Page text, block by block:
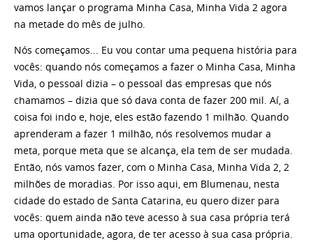
vamos lançar o programa Minha Casa, Minha Vida 2 agora
na metade do mês de julho.
Nós começamos... Eu vou contar uma pequena história para
vocês: quando nós começamos a fazer o Minha Casa, Minha
Vida, o pessoal dizia – o pessoal das empresas que nós
chamamos – dizia que só dava conta de fazer 200 mil. Aí, a
coisa foi indo e, hoje, eles estão fazendo 1 milhão. Quando
aprenderam a fazer 1 milhão, nós resolvemos mudar a
meta, porque meta que se alcança, ela tem de ser mudada.
Então, nós vamos fazer, com o Minha Casa, Minha Vida 2, 2
milhões de moradias. Por isso aqui, em Blumenau, nesta
cidade do estado de Santa Catarina, eu quero dizer para
vocês: quem ainda não teve acesso à sua casa própria terá
uma oportunidade, agora, de ter acesso à sua casa própria.